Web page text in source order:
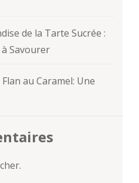
de la Tarte Sucrée :
Savourer
au Caramel: Une